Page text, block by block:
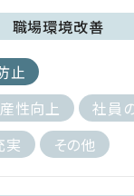
職場環境改善
止
性向上
社員
実
その他